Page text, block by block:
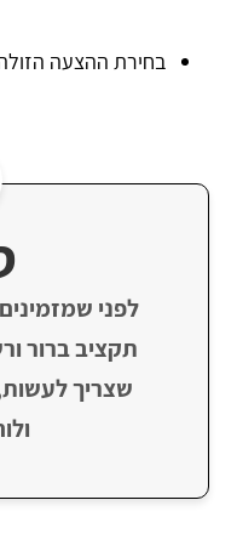
בחירת ההצעה הזולה
לפני
תקציב ברור
שצריך